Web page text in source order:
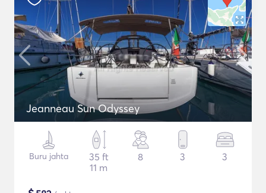
Jeanneau Sun Odyssey
Buru jahta
35 ft
11 m
8 3 3